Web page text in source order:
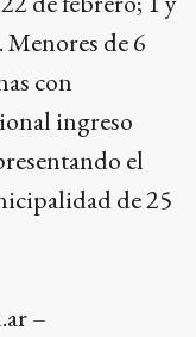
Menores de 6
con
ingreso
el
de 25
–